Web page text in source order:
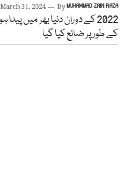
March 31, 2024 ByMUHAMMAD ZAIN RAZA
کے طور پر ضائع کیا گیا